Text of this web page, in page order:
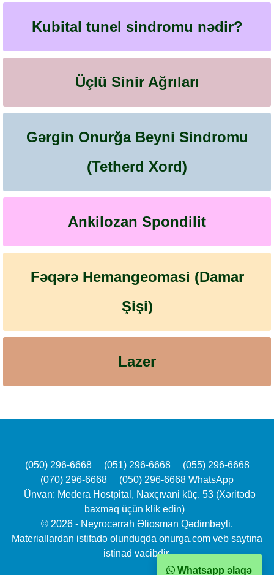
Kubital tunel sindromu nədir?
Üçlü Sinir Ağrıları
Gərgin Onurğa Beyni Sindromu
(Tetherd Xord)
Ankilozan Spondilit
Fəqərə Hemangeomasi (Damar
Şişi)
Lazer
(050) 296-6668 (051) 296-6668
(055) 296-6668
(070) 296-6668
(050) 296-6668 WhatsApp
Ünvan: Medera Hostpital, Naxçıvani küç. 53 (Xəritədə
baxmaq üçün klik edin)
© 2026 - Neyrocərrah Əliosman Qədimbəyli.
Materiallardan istifadə olunduqda onurga.com veb saytına
istinad vacibdir.
Whatsapp əlaqə